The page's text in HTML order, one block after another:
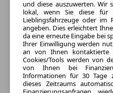
und diese auszuwerten. Wir
lokal, wenn Sie diese für
Lieblingsfahrzeuge oder im
angeben. Dies erleichtert
da eine erneute Eingabe bei
Ihrer Einwilligung werden
an von Ihnen kontaktierte
Cookies/Tools werden von
von Ihnen bei
Informationen für 30 Tage
dieses Zeitraums